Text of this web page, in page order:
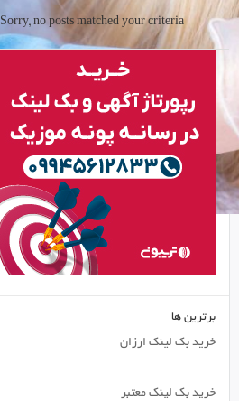
Sorry, no posts matched your criteria.
برترین ها
خرید بک لینک ارزان
خرید بک لینک معتبر